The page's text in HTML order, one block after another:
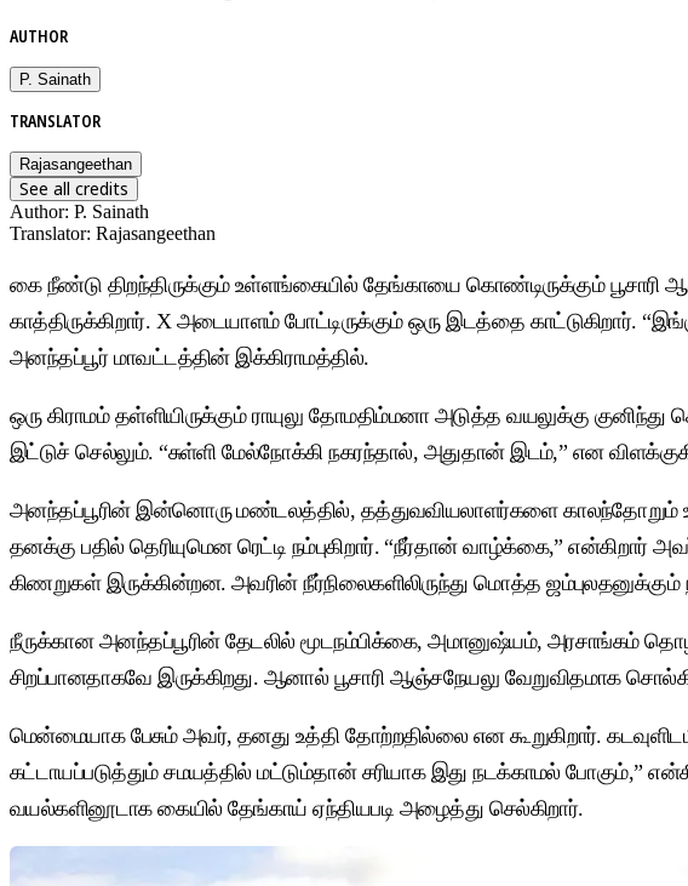
AUTHOR
P. Sainath
TRANSLATOR
Rajasangeethan
See all credits
Author: P. Sainath
Translator: Rajasangeethan
கை நீண்டு திறந்திருக்கும் உள்ளங்கையில் தேங்காயை கொண்டிருக்கும் பூசாரி
காத்திருக்கிறார். X அடையாளம் போட்டிருக்கும் ஒரு இடத்தை காட்டுகிறார்.
அனந்தப்பூர் மாவட்டத்தின் இக்கிராமத்தில்.
ஒரு கிராமம் தள்ளியிருக்கும் ராயுலு தோமதிம்மனா அடுத்த வயலுக்கு
இட்டுச் செல்லும். “சுள்ளி மேல்நோக்கி நகரந்தால், அதுதான் இடம்,” என
அனந்தப்பூரின் இன்னொரு மண்டலத்தில், தத்துவவியலாளர்களை காலந்தோறும்
தனக்கு பதில் தெரியுமென ரெட்டி நம்புகிறார். “நீர்தான் வாழ்க்கை,”
கிணறுகள் இருக்கின்றன. அவரின் நீர்நிலைகளிலிருந்து மொத்த ஜம்புலதனுக்கும்
நீருக்கான அனந்தப்பூரின் தேடலில் மூடநம்பிக்கை, அமானுஷ்யம், அரசாங்கம்
சிறப்பானதாகவே இருக்கிறது. ஆனால் பூசாரி ஆஞ்சநேயலு வேறுவிதமாக
மென்மையாக பேசும் அவர், தனது உத்தி தோற்றதில்லை என கூறுகிறார்.
கட்டாயப்படுத்தும் சமயத்தில் மட்டும்தான் சரியாக இது நடக்காமல் போகும்,”
வயல்களினூடாக கையில் தேங்காய் ஏந்தியபடி அழைத்து செல்கிறார்.